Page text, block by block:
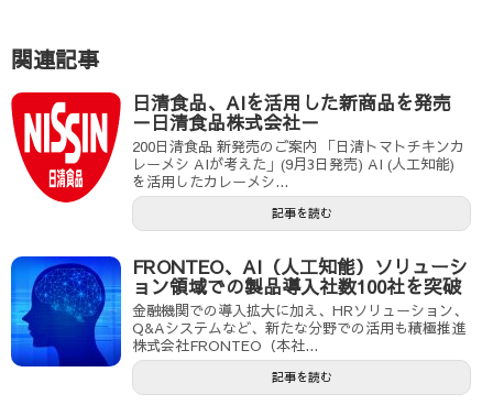
関連記事
日清食品、AIを活用した新商品を発売
－日清食品株式会社－
200日清食品 新発売のご案内 「日清トマトチキンカ
レーメシ AIが考えた」(9月3日発売) AI (人工知能)
を活用したカレーメシ...
記事を読む
FRONTEO、AI（人工知能）ソリューシ
ョン領域での製品導入社数100社を突破
金融機関での導入拡大に加え、HRソリューション、
Q&Aシステムなど、新たな分野での活用も積極推進
株式会社FRONTEO（本社...
記事を読む